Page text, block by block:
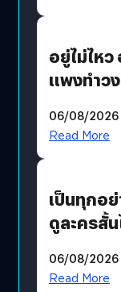
อยู่ไม่ไหว
แพงทำว
?
06/08/2026
Read More
เป็นทุกอ
ดูละครสั้
06/08/2026
Read More